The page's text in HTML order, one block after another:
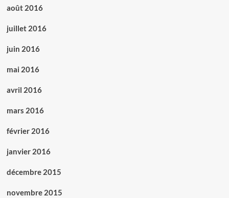
août 2016
juillet 2016
juin 2016
mai 2016
avril 2016
mars 2016
février 2016
janvier 2016
décembre 2015
novembre 2015